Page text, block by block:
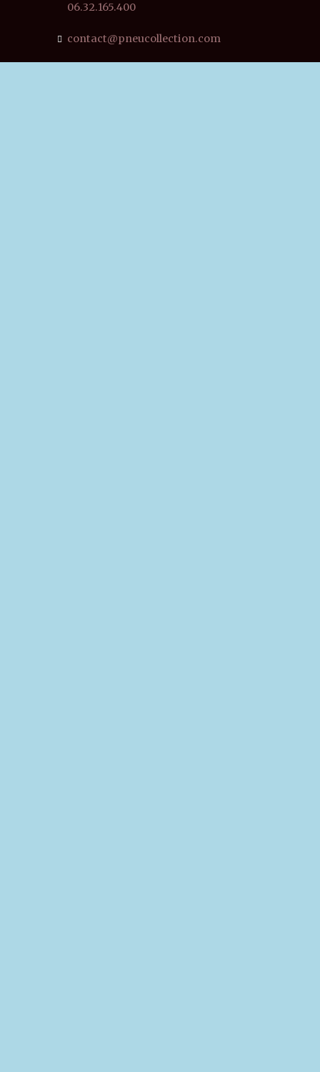
06.32.165.400
contact@pneucollection.com